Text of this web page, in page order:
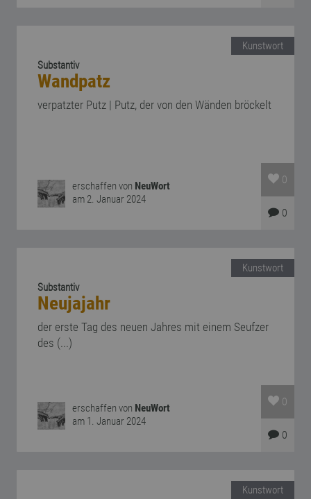
Kunstwort
Substantiv
Wandpatz
verpatzter Putz | Putz, der von den Wänden bröckelt
erschaffen von NeuWort
am 2. Januar 2024
0
0
Kunstwort
Substantiv
Neujajahr
der erste Tag des neuen Jahres mit einem Seufzer
des (...)
erschaffen von NeuWort
am 1. Januar 2024
0
0
Kunstwort